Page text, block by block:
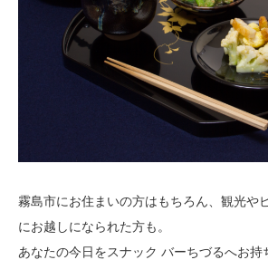
霧島市にお住まいの方はもちろん、観光や
にお越しになられた方も。
あなたの今日をスナック バーちづるへお持